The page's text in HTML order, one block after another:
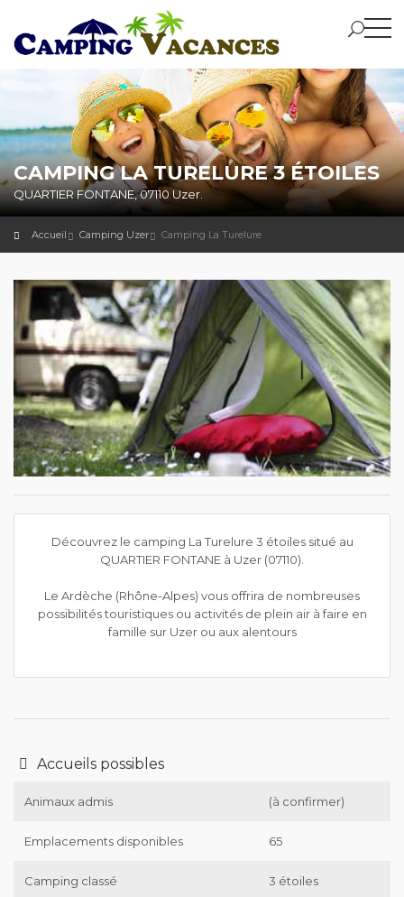
CAMPING LA TURELURE 3 ÉTOILES
QUARTIER FONTANE, 07110 Uzer.
Accueil Camping Uzer Camping La Turelure
Découvrez le camping La Turelure 3 étoiles situé au
QUARTIER FONTANE à Uzer (07110).
Le Ardèche (Rhône-Alpes) vous offrira de nombreuses
possibilités touristiques ou activités de plein air à faire en
famille sur Uzer ou aux alentours
Accueils possibles
Animaux admis (à confirmer)
Emplacements disponibles 65
Camping classé 3 étoiles